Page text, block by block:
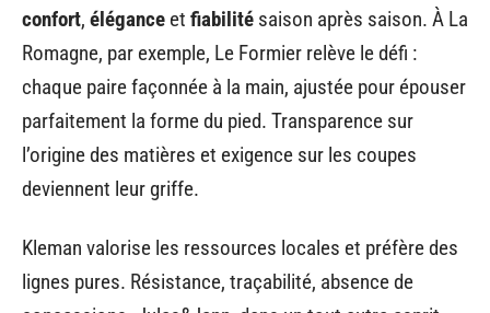
confort, élégance et fiabilité saison après saison. À La
Romagne, par exemple, Le Formier relève le défi :
chaque paire façonnée à la main, ajustée pour épouser
parfaitement la forme du pied. Transparence sur
l’origine des matières et exigence sur les coupes
deviennent leur griffe.
Kleman valorise les ressources locales et préfère des
lignes pures. Résistance, traçabilité, absence de